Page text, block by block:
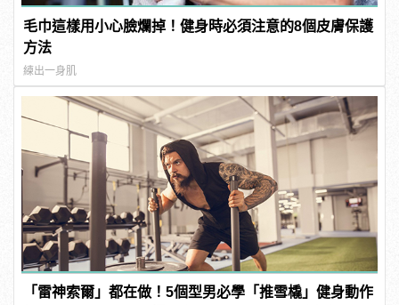
毛巾這樣用小心臉爛掉！健身時必須注意的8個皮膚保護
方法
練出一身肌
「雷神索爾」都在做！5個型男必學「推雪橇」健身動作